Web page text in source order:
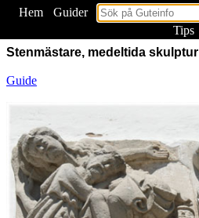
Hem
Guider
Tips
Stenmästare, medeltida skulptur
Guide